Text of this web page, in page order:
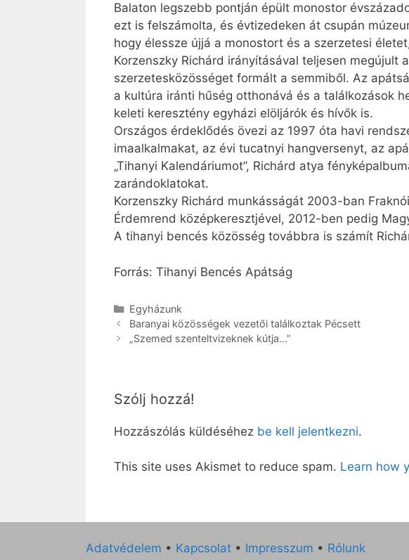
Balaton legszebb pontján épült monostor
ezt is felszámolta, és évtizedeken át csupán
hogy élessze újjá a monostort és a szerzetesi
Korzenszky Richárd irányításával teljesen megújult
szerzetesközösséget formált a semmiből. Az
a kultúra iránti hűség otthonává és a találkozások
keleti keresztény egyházi elöljárók és hívők is.
Országos érdeklődés övezi az 1997 óta havi
imaalkalmakat, az évi tucatnyi hangversenyt, az
„Tihanyi Kalendáriumot”, Richárd atya
zarándoklatokat.
Korzenszky Richárd munkásságát 2003-ban
Érdemrend középkeresztjével, 2012-ben pedig
A tihanyi bencés közösség továbbra is számít
Forrás: Tihanyi Bencés Apátság
Kategória
Egyházunk
Baranyai közösségek vezetői találkoztak Pécsett
„Szemed szenteltvizeknek kútja…”
Szólj hozzá!
Hozzászólás küldéséhez be kell jelentkezni.
This site uses Akismet to reduce spam. Learn how
Adatvédelem • Kapcsolat • Impresszum • Rólunk